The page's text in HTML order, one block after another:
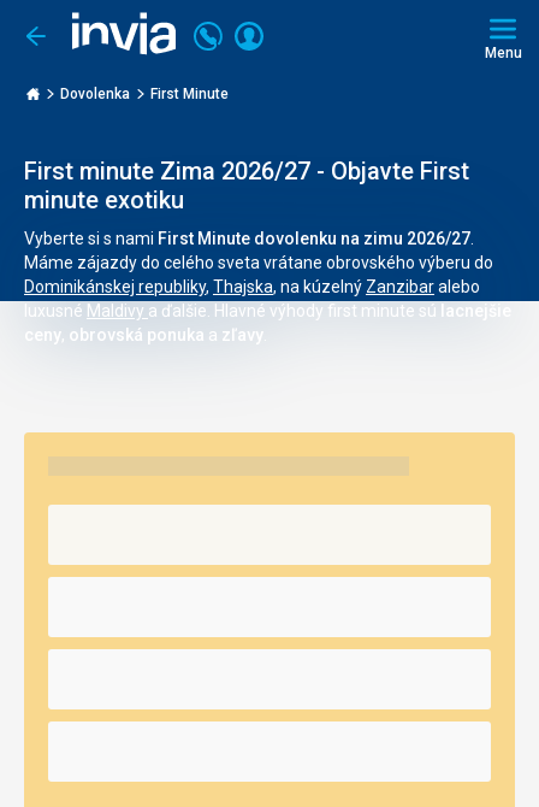
Ísť
späť
Volajte
+421
3221
Prihlásiť
Menu
Dovolenka First Minute
First minute Zima 2026/27 - Objavte First
minute exotiku
Vyberte si s nami First Minute dovolenku na zimu 2026/27
Máme zájazdy do celého sveta vrátane obrovského výberu do
Dominikánskej republiky, Thajska, na kúzelný Zanzibaralebo
luxusné Maldivy a ďalšie. Hlavné výhody first minute sú lacnejšie
ceny, obrovská ponuka a zľavy